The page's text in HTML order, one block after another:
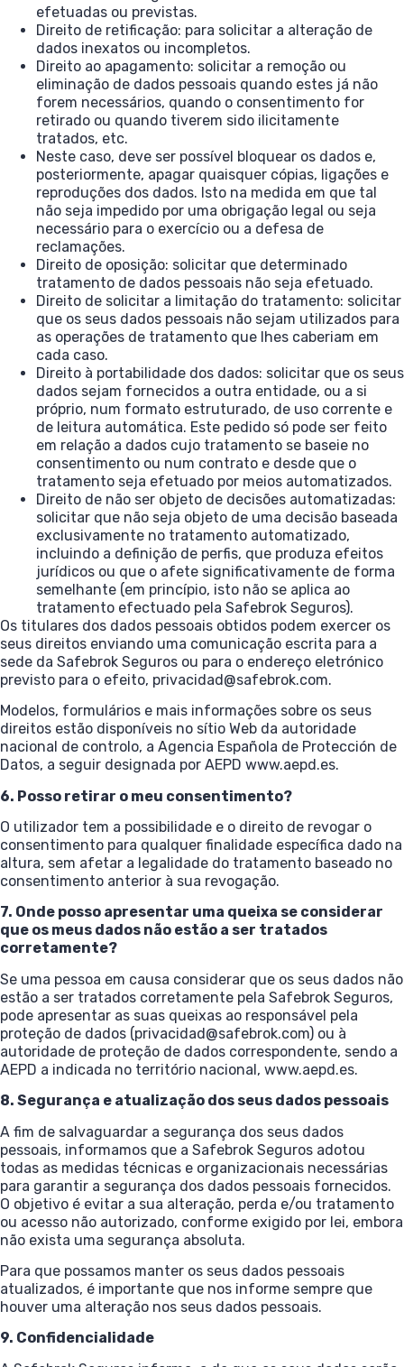
efetuadas ou previstas.
Direito de retificação: para solicitar a alteração de
dados inexatos ou incompletos.
Direito ao apagamento: solicitar a remoção ou
eliminação de dados pessoais quando estes já não
forem necessários, quando o consentimento for
retirado ou quando tiverem sido ilicitamente
tratados, etc.
Neste caso, deve ser possível bloquear os dados e,
posteriormente, apagar quaisquer cópias, ligações e
reproduções dos dados. Isto na medida em que tal
não seja impedido por uma obrigação legal ou seja
necessário para o exercício ou a defesa de
reclamações.
Direito de oposição: solicitar que determinado
tratamento de dados pessoais não seja efetuado.
Direito de solicitar a limitação do tratamento: solicitar
que os seus dados pessoais não sejam utilizados para
as operações de tratamento que lhes caberiam em
cada caso.
Direito à portabilidade dos dados: solicitar que os seus
dados sejam fornecidos a outra entidade, ou a si
próprio, num formato estruturado, de uso corrente e
de leitura automática. Este pedido só pode ser feito
em relação a dados cujo tratamento se baseie no
consentimento ou num contrato e desde que o
tratamento seja efetuado por meios automatizados.
Direito de não ser objeto de decisões automatizadas:
solicitar que não seja objeto de uma decisão baseada
exclusivamente no tratamento automatizado,
incluindo a definição de perfis, que produza efeitos
jurídicos ou que o afete significativamente de forma
semelhante (em princípio, isto não se aplica ao
tratamento efectuado pela Safebrok Seguros).
Os titulares dos dados pessoais obtidos podem exercer os
seus direitos enviando uma comunicação escrita para a
sede da Safebrok Seguros ou para o endereço eletrónico
previsto para o efeito, privacidad@safebrok.com.
Modelos, formulários e mais informações sobre os seus
direitos estão disponíveis no sítio Web da autoridade
nacional de controlo, a Agencia Española de Protección de
Datos, a seguir designada por AEPD www.aepd.es.
6. Posso retirar o meu consentimento?
O utilizador tem a possibilidade e o direito de revogar o
consentimento para qualquer finalidade específica dado na
altura, sem afetar a legalidade do tratamento baseado no
consentimento anterior à sua revogação.
7. Onde posso apresentar uma queixa se considerar
que os meus dados não estão a ser tratados
corretamente?
Se uma pessoa em causa considerar que os seus dados não
estão a ser tratados corretamente pela Safebrok Seguros,
pode apresentar as suas queixas ao responsável pela
proteção de dados (privacidad@safebrok.com) ou à
autoridade de proteção de dados correspondente, sendo a
AEPD a indicada no território nacional, www.aepd.es.
8. Segurança e atualização dos seus dados pessoais
A fim de salvaguardar a segurança dos seus dados
pessoais, informamos que a Safebrok Seguros adotou
todas as medidas técnicas e organizacionais necessárias
para garantir a segurança dos dados pessoais fornecidos.
O objetivo é evitar a sua alteração, perda e/ou tratamento
ou acesso não autorizado, conforme exigido por lei, embora
não exista uma segurança absoluta.
Para que possamos manter os seus dados pessoais
atualizados, é importante que nos informe sempre que
houver uma alteração nos seus dados pessoais.
9. Confidencialidade